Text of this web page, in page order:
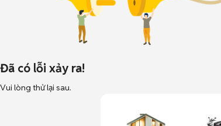
Đã có lỗi xảy ra!
Vui lòng thử lại sau.